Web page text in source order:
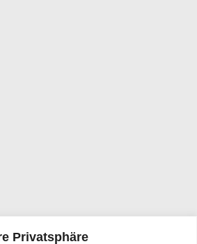
Privatsphäre